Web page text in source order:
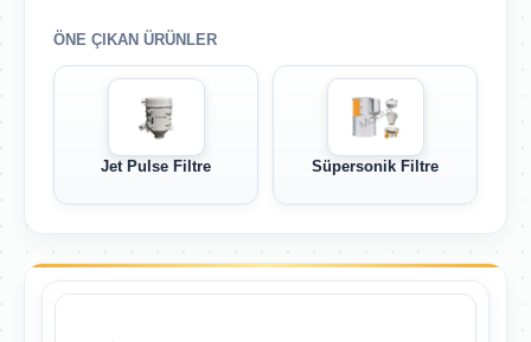
ÖNE ÇIKAN ÜRÜNLER
Jet Pulse Filtre Süpersonik Filtre